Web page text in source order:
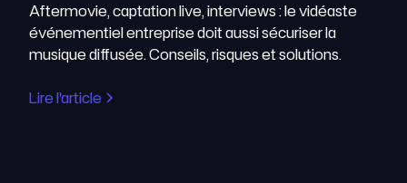
Aftermovie, captation live, interviews : le vidéaste
événementiel entreprise doit aussi sécuriser la
musique diffusée. Conseils, risques et solutions.
Lire l'article